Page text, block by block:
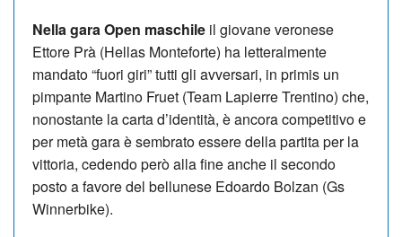
Nella gara Open maschile il giovane veronese
Ettore Prà (Hellas Monteforte) ha letteralmente
mandato “fuori giri” tutti gli avversari, in primis un
pimpante Martino Fruet (Team Lapierre Trentino) che,
nonostante la carta d’identità, è ancora competitivo e
per metà gara è sembrato essere della partita per la
vittoria, cedendo però alla fine anche il secondo
posto a favore del bellunese Edoardo Bolzan (Gs
Winnerbike).